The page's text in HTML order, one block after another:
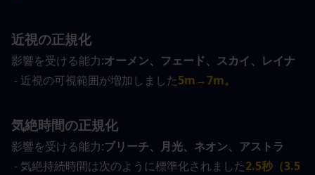
近視の正規化
影響を受ける能力:オーメン、フェード、スカイ、レイナ
- 近視の可視範囲が増加しました5m→7m。
気絶時間の正規化
影響を受ける能力:ブリーチ、月光、ネオン、アストラ
- 気絶持続時間は次のように標準化されました2.5秒（3.5